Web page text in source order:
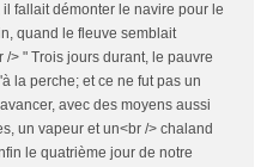
fallait démonter le navire pour le
quand le fleuve semblait
/> " Trois jours durant, le pauvre
la perche; et ce ne fut pas un
avec des moyens aussi
un vapeur et un<br /> chaland
le quatrième jour de notre